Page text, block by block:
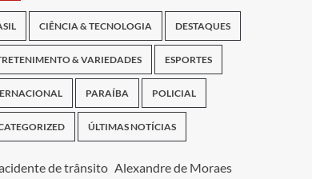
CIÊNCIA & TECNOLOGIA DESTAQUES
& VARIEDADES ESPORTES
PARAÍBA POLICIAL
ÚLTIMAS NOTÍCIAS
de trânsito Alexandre de Moraes